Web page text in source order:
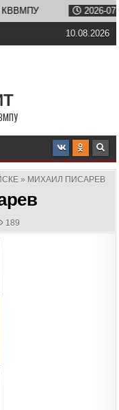
2026-07-07
10.08.2026
» МИХАИЛ ПИСАРЕВ
189